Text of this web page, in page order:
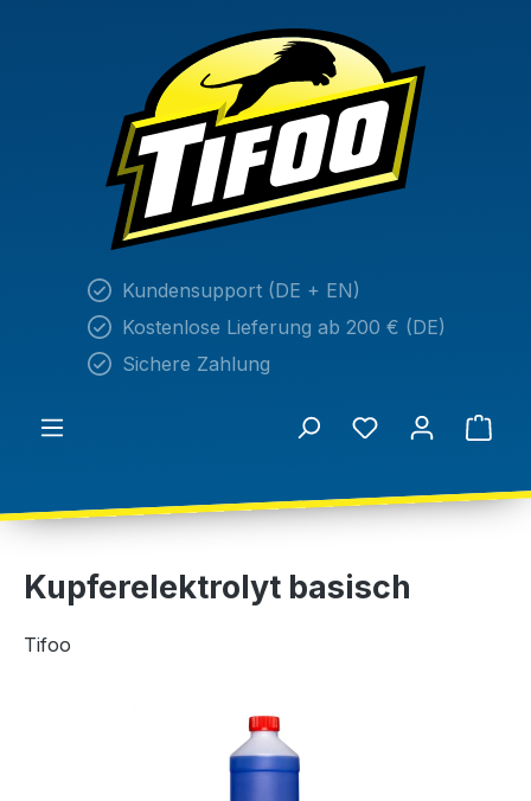
Kundensupport (DE + EN)
Kostenlose Lieferung ab 200 € (DE)
Sichere Zahlung
Kupferelektrolyt basisch
Tifoo
Bildergalerie überspringen